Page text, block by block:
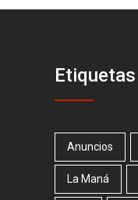
Etiquetas
Anuncios
La Maná